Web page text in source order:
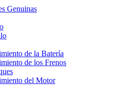
Genuinas
de la Batería
de los Frenos
del Motor